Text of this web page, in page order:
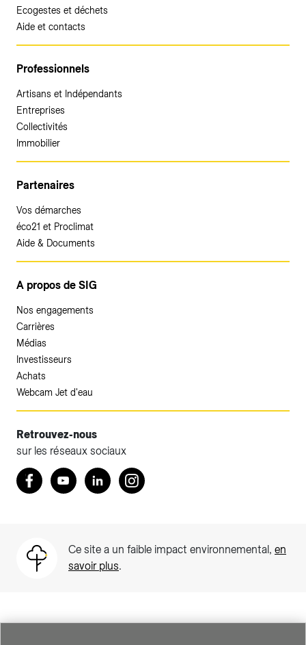
Ecogestes et déchets
Aide et contacts
Professionnels
Artisans et Indépendants
Entreprises
Collectivités
Immobilier
Partenaires
Vos démarches
éco21 et Proclimat
Aide & Documents
A propos de SIG
Nos engagements
Carrières
Médias
Investisseurs
Achats
Webcam Jet d'eau
Retrouvez-nous
sur les réseaux sociaux
Retrouvez nous sur Facebook
YoutubeLinkedInInstagram
Ce site a un faible impact environnemental, en
savoir plus.
Accéder à votre espace client SIG.
Votre espace client SIG n'est pas optimisé pour une
Particuliers)